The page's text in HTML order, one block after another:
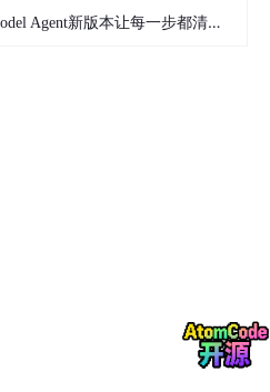
Agent新版本让每一步都清晰可见